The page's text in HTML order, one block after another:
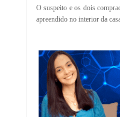
O suspeito e os dois
apreendido no interior da